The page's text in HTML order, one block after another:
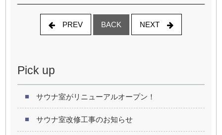
PREV BACK NEXT
Pick up
サウナ室がリニューアルオープン！
サウナ室改修工事のお知らせ